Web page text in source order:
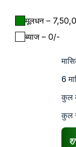
मूलधन– ₹
ब्याज– ₹ 0/-
6
कुल
कुल
₹